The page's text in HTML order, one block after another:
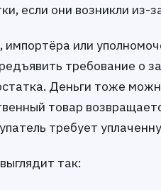
если они возникли из-
импортёра или
требование о
Деньги тоже
товар
требует
так: